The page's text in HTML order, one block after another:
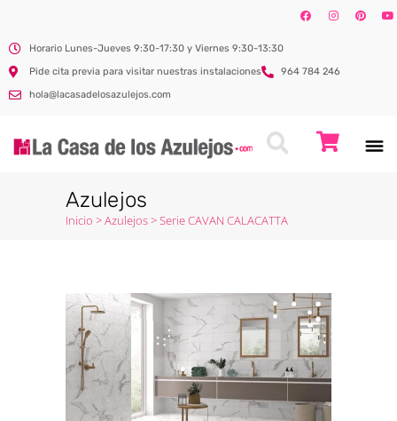
Horario Lunes-Jueves 9:30-17:30 y Viernes 9:30-13:30
Pide cita previa para visitar nuestras instalaciones
964 784 246
hola@lacasadelosazulejos.com
Azulejos
Inicio >Azulejos>Serie CAVAN CALACATTA